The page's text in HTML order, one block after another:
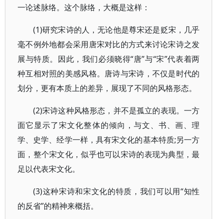
一论述脉络。这个脉络，大概是这样：
(1)研究宋诗的人，无论他是尊宋还是贬宋，几乎
毫不例外地都会采用唐宋对比的方式来讨论宋诗之发
展与特质。因此，我们必须晓得“唐”与“宋”代表着两
种互相对照的美感风格。唐诗与宋诗，不仅是时代的
划分，更有本质上的差异，展现了不同的风格形态。
(2)宋诗这种风格形态，并不是孤立的表现。一方
面它显示了宋文化整体的倾向，与文、书、画、理
学、史学、经学一样，具有宋文化的基本特质;另一方
面，整个宋文化，似乎也可以宋诗的表现为典型，最
足以代表宋文化。
(3)这种宋诗和宋文化的特质，我们可以用“知性
的反省”的精神来概括。